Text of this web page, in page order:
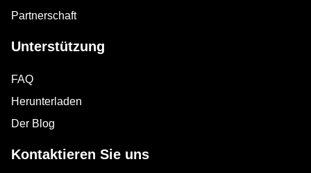
Partnerschaft
Unterstützung
FAQ
Herunterladen
Der Blog
Kontaktieren Sie uns